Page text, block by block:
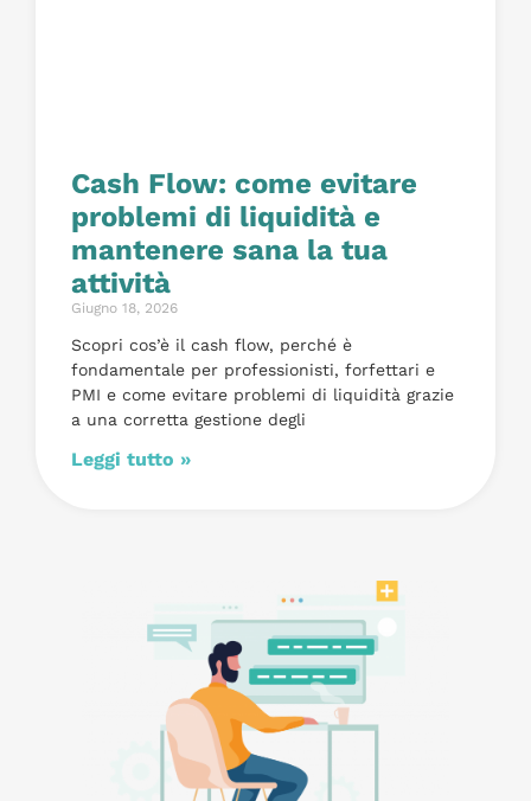
Cash Flow: come evitare
problemi di liquidità e
mantenere sana la tua
attività
Giugno 18, 2026
Scopri cos’è il cash flow, perché è
fondamentale per professionisti, forfettari e
PMI e come evitare problemi di liquidità grazie
a una corretta gestione degli
Leggi tutto »